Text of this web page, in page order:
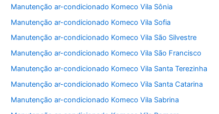
Manutenção ar-condicionado Komeco Vila Sônia
Manutenção ar-condicionado Komeco Vila Sofia
Manutenção ar-condicionado Komeco Vila São Silvestre
Manutenção ar-condicionado Komeco Vila São Francisco
Manutenção ar-condicionado Komeco Vila Santa Terezinha
Manutenção ar-condicionado Komeco Vila Santa Catarina
Manutenção ar-condicionado Komeco Vila Sabrina